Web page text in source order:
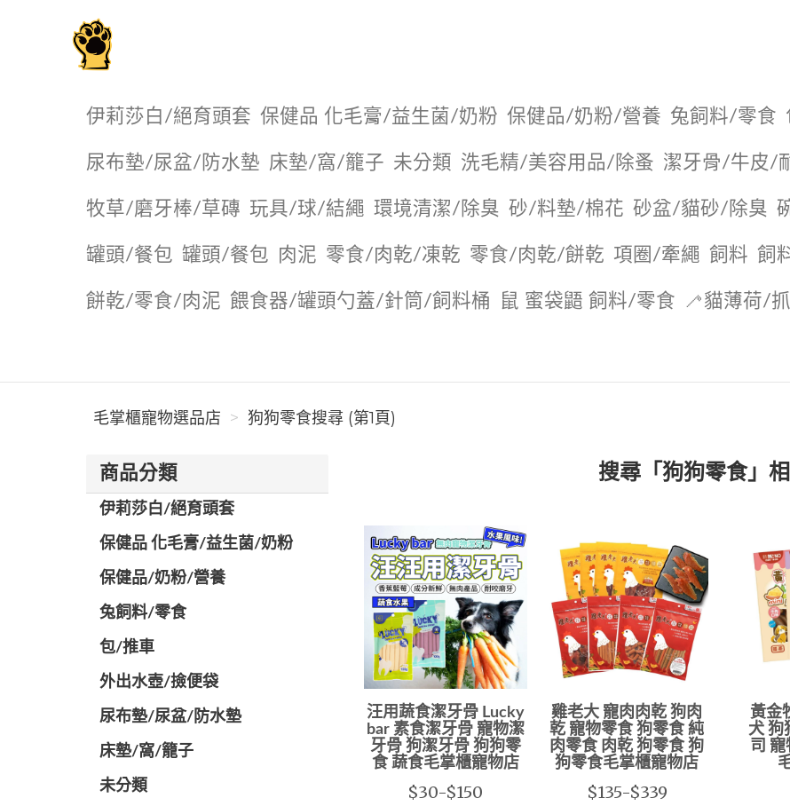
伊莉莎白/絕育頭套 保健品 化毛膏/益生菌/奶粉 保健品/奶粉/營養 兔飼料/零食
尿布墊/尿盆/防水墊 ️床墊/窩/籠子 未分類 洗毛精/美容用品/除蚤 潔牙骨/牛皮/
牧草/磨牙棒/草磚 玩具/球/結繩 環境清潔/除臭 砂/料墊/棉花 砂盆/貓砂/除臭
罐頭/餐包 罐頭/餐包 肉泥 零食/肉乾/凍乾 零食/肉乾/餅乾 項圈/牽繩 飼料 飼
餅乾/零食/肉泥 餵食器/罐頭勺蓋/針筒/飼料桶 鼠 蜜袋鼯 飼料/零食 🦯貓薄荷/
毛掌櫃寵物選品店 狗狗零食搜尋 (第1頁)
商品分類
伊莉莎白/絕育頭套
保健品 化毛膏/益生菌/奶粉
保健品/奶粉/營養
兔飼料/零食
包/推車
外出水壺/撿便袋
尿布墊/尿盆/防水墊
️床墊/窩/籠子
未分類
搜尋「狗狗零食」
汪用蔬食潔牙骨 Lucky
bar 素食潔牙骨 寵物潔
牙骨 狗潔牙骨 狗狗零
食 蔬食毛掌櫃寵物店
$30-$150
雞老大 寵肉肉乾 狗肉
乾 寵物零食 狗零食 純
肉零食 肉乾 狗零食 狗
狗零食毛掌櫃寵物店
$135-$339
黃金
犬 狗
司 寵